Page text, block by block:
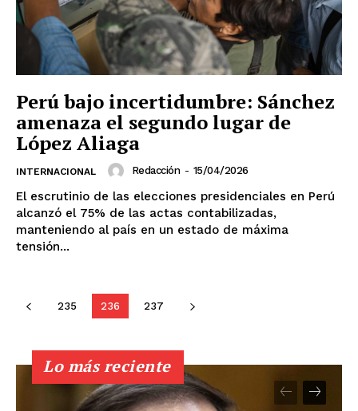
Perú bajo incertidumbre: Sánchez
amenaza el segundo lugar de
López Aliaga
INTERNACIONAL Redacción - 15/04/2026
El escrutinio de las elecciones presidenciales en Perú
alcanzó el 75% de las actas contabilizadas,
manteniendo al país en un estado de máxima
tensión...
235 236 237
Lo más reciente